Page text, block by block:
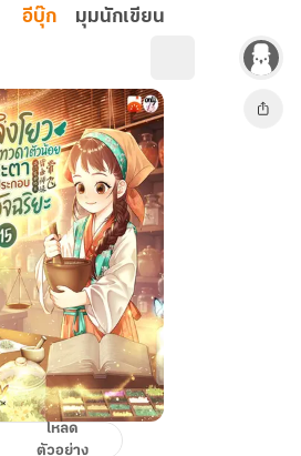
อีบุ๊ก มุมนักเขียน
โหลด
ตัวอย่าง